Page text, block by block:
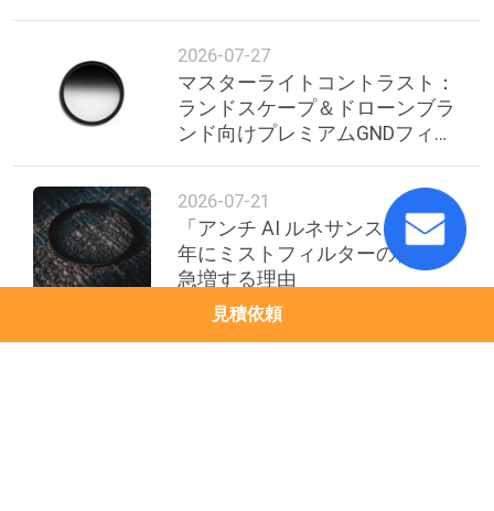
2026-07-27
マスターライトコントラスト：
ランドスケープ＆ドローンブラ
ンド向けプレミアムGNDフィル
2026-07-21
「アンチ AI ルネサンス」: 2026
年にミストフィルターの需要が
急増する理由
見積依頼